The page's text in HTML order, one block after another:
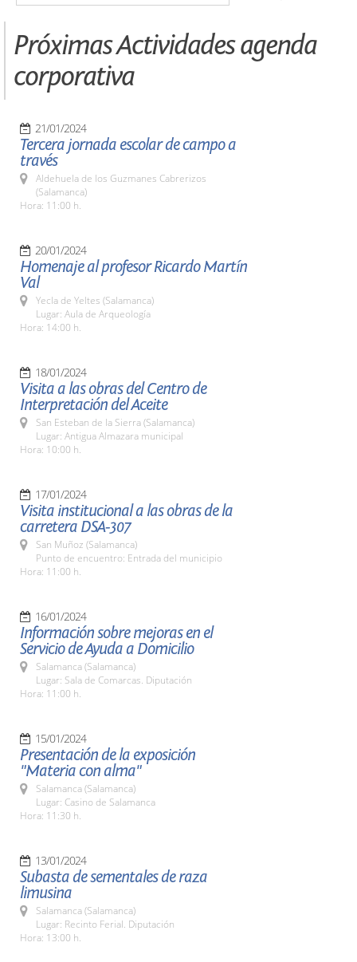
Próximas Actividades agenda
corporativa
21/01/2024
Tercera jornada escolar de campo a
través
Aldehuela de los Guzmanes Cabrerizos
(Salamanca)
Hora: 11:00 h.
20/01/2024
Homenaje al profesor Ricardo Martín
Val
Yecla de Yeltes (Salamanca)
Lugar: Aula de Arqueología
Hora: 14:00 h.
18/01/2024
Visita a las obras del Centro de
Interpretación del Aceite
San Esteban de la Sierra (Salamanca)
Lugar: Antigua Almazara municipal
Hora: 10:00 h.
17/01/2024
Visita institucional a las obras de la
carretera DSA-307
San Muñoz (Salamanca)
Punto de encuentro: Entrada del municipio
Hora: 11:00 h.
16/01/2024
Información sobre mejoras en el
Servicio de Ayuda a Domicilio
Salamanca (Salamanca)
Lugar: Sala de Comarcas. Diputación
Hora: 11:00 h.
15/01/2024
Presentación de la exposición
"Materia con alma"
Salamanca (Salamanca)
Lugar: Casino de Salamanca
Hora: 11:30 h.
13/01/2024
Subasta de sementales de raza
limusina
Salamanca (Salamanca)
Lugar: Recinto Ferial. Diputación
Hora: 13:00 h.